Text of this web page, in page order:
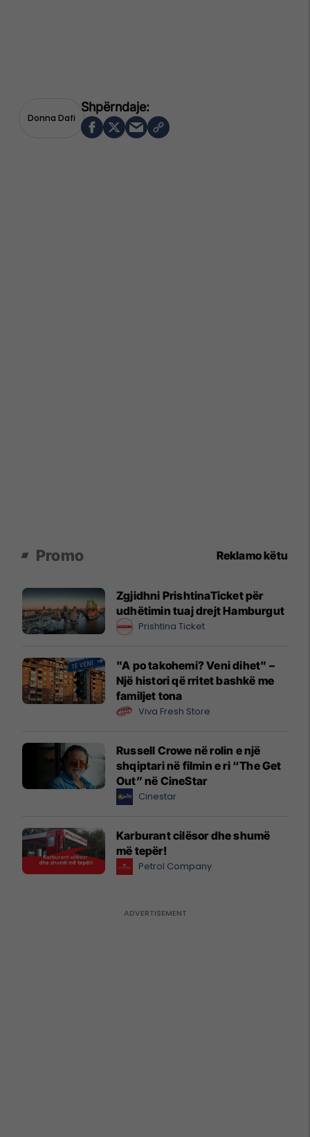
Donna Dafi
Promo Reklamo këtu
Zgjidhni PrishtinaTicket për
udhëtimin tuaj drejt Hamburgut
Prishtina Ticket
"A po takohemi? Veni dihet" –
Një histori që rritet bashkë me
familjet tona
Viva Fresh Store
Russell Crowe në rolin e një
shqiptari në filmin e ri “The Get
Out” në CineStar
Cinestar
Karburant cilësor dhe shumë
më tepër!
Petrol Company